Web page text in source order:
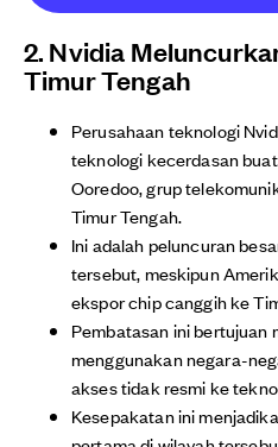
2. Nvidia
Timur Tengah
Perusahaan teknologi
teknologi kecerdasan
Ooredoo, grup
Timur Tengah.
Ini adalah peluncuran
tersebut, meskipun
ekspor chip canggih ke
Pembatasan ini bertujuan
menggunakan negara-
akses tidak resmi ke
Kesepakatan ini